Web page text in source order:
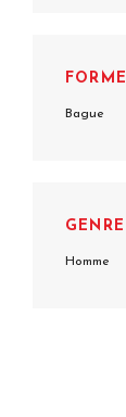
FORME
Bague
GENRE
Homme